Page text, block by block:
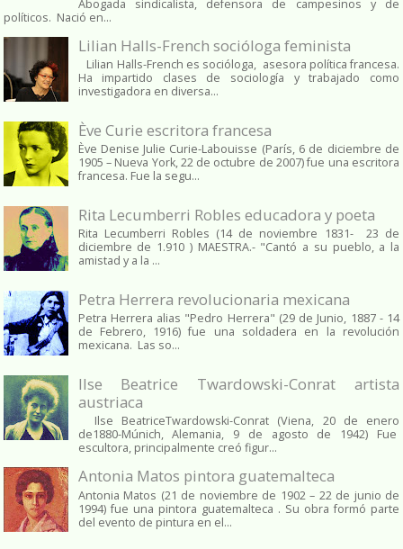
Abogada sindicalista, defensora de campesinos y de
políticos. Nació en...
Lilian Halls-French socióloga feminista
Lilian Halls-French es socióloga, asesora política francesa.
Ha impartido clases de sociología y trabajado como
investigadora en diversa...
Ève Curie escritora francesa
Ève Denise Julie Curie-Labouisse (París, 6 de diciembre de
1905 – Nueva York, 22 de octubre de 2007) fue una escritora
francesa. Fue la segu...
Rita Lecumberri Robles educadora y poeta
Rita Lecumberri Robles (14 de noviembre 1831- 23 de
diciembre de 1.910 ) MAESTRA.- "Cantó a su pueblo, a la
amistad y a la ...
Petra Herrera revolucionaria mexicana
Petra Herrera alias "Pedro Herrera" (29 de Junio, 1887 - 14
de Febrero, 1916) fue una soldadera en la revolución
mexicana. Las so...
Ilse Beatrice Twardowski-Conrat artista
austriaca
Ilse BeatriceTwardowski-Conrat (Viena, 20 de enero
de1880-Múnich, Alemania, 9 de agosto de 1942) Fue
escultora, principalmente creó figur...
Antonia Matos pintora guatemalteca
Antonia Matos (21 de noviembre de 1902 – 22 de junio de
1994) fue una pintora guatemalteca . Su obra formó parte
del evento de pintura en el...